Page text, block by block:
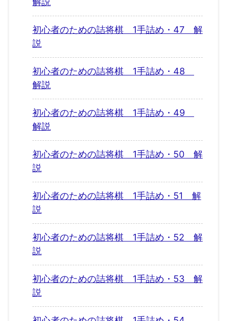
初心者のための詰将棋 1手詰め・47 解
説
初心者のための詰将棋 1手詰め・48
解説
初心者のための詰将棋 1手詰め・49
解説
初心者のための詰将棋 1手詰め・50 解
説
初心者のための詰将棋 1手詰め・51 解
説
初心者のための詰将棋 1手詰め・52 解
説
初心者のための詰将棋 1手詰め・53 解
説